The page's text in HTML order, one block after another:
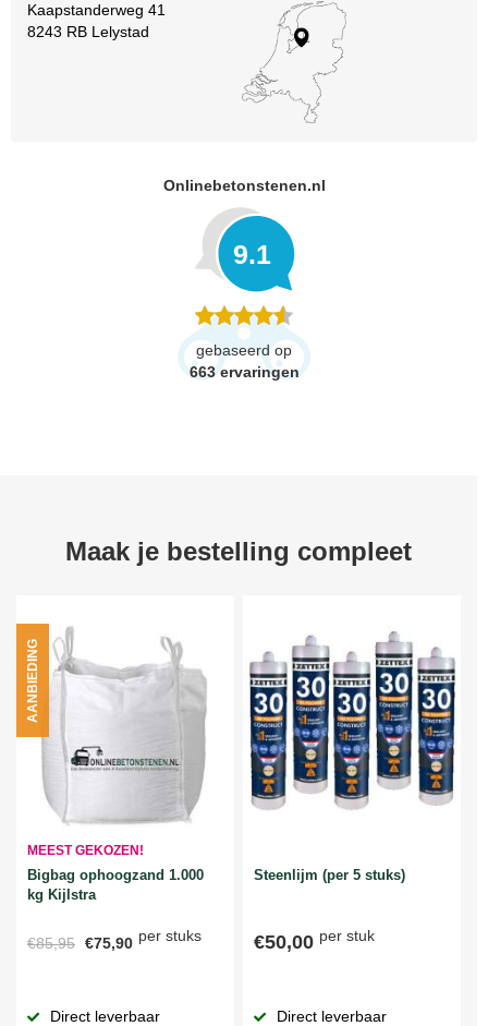
Kaapstanderweg 41
8243 RB Lelystad
Onlinebetonstenen.nl
9.1
gebaseerd op
663 ervaringen
Maak je bestelling compleet
MEEST GEKOZEN!
Bigbag ophoogzand 1.000
kg Kijlstra
€85,95 €75,90 per stuks
AANBIEDING
Direct leverbaar
Steenlijm (per 5 stuks)
€50,00 per stuk
Direct leverbaar